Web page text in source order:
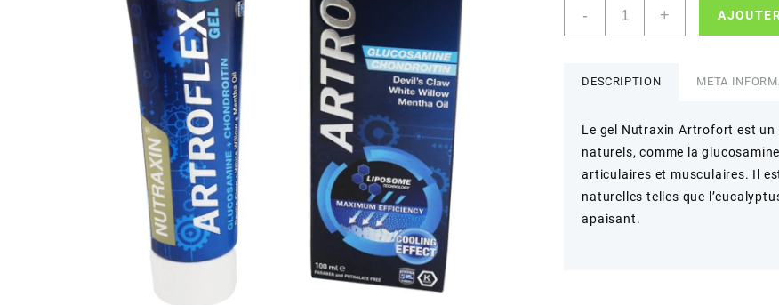
-
Nutraxin
Gel
+
DESCRIPTION META
Le gel Nutraxin Artrofort est un
naturels, comme la
articulaires et musculaires. Il
naturelles telles que
apaisant.